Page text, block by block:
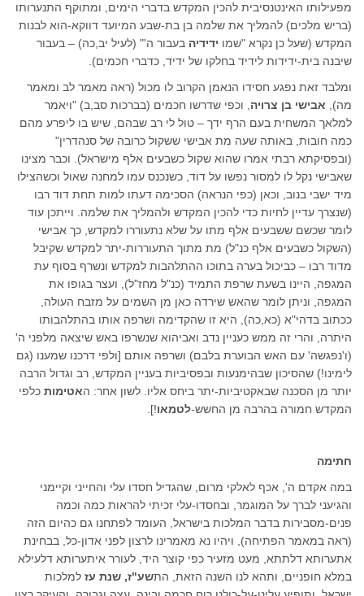
מפעילותו האינטנסיבית להכין המקדש בדברי הימים, ומתוקף התנערותו
(בריש מלכים) להמליך את שלמה בן בת-שבע המיועד דווקא-הוא לבנות
המקדש (שעל כן נקרא "שמו ידידיה בעבור ה'" (לעיל יב,כה) – בעבור
שיבנה בית-ידידות לידיד בחלקו של ידיד, כדברי חכמים).
ומלבד זאת נפגע חסידו הנאמן הקרוב לו מכול (ראה מאמר לב ומאמר
מה), אבישי בן צרויה , וכפי שדרשו חכמים (בברכות סב,ב) "ויאמר
למלאך המשחית בעם הרף ידך – טול לי רב שבהם, שיש בו ליפרע מהם
כמה חובות, באותה שעה מת אבישי ששקול כרובה של סנהדרין"
(ובפסיקתא רבתי אמרו שהוא שקול כשבעים אלף מישראל). וכבר מצינו
שאבישי נקל לו למסור נפשו על דוד, כשנכנס עמו למחנה שאול וכשהצילו
מיד ישבי בנוב, וכאן (כפי הנראה) הסכימה דעתו למות תחת דוד רבו
(שנצרך עדיין לחיות כדי להכין המקדש ולהמליך את שלמה. וייתכן עוד
לומר שכשם ששבעים אלף מתו על שלא נתעוררו למקדש, כך אבישי
(השקול כשבעים אלף כנ"ל) מת מתוך התעוררות-יתר למקדש שקיבל
מדוד רבו – כביכול בערה בתוכו ההתלהבות למקדש ונשרף בסוף עת
המגפה, היינו בשעת שרפת התמיד (כנ"ל מחז"ל), ועצר בגופו את
המגפה, וניתן לומר שהאש שירדה כאן מן השמים על מזבח העולה,
ככתוב בדהי"א (כא,כה), היא זו שהקדימה ושרפה אותו בהתלהבותו
היתרה, והרי זה ממש כעניין נדב ואביהוא שנשרפו באש שיצאה מלפני ה'
(ו'נפגשה' עם האש הבוערת בלבם) ושרפה אותם [ולפי דרכנו שמענו (גם
לימינו!) שהסיכון שבהימנעות ובפסיביות בעניין המקדש, רב וגדול הרבה
יותר מן הסכנה שבאקטיביות-יתר ביחס אליו. לשון אחר: האטימות כלפי
המקדש חמורה בהרבה מן החשש-לטמאו!].
חתימה
במה אקדם ה', אכף לאלקי מרום, שהגדיל חסדו עלי והחייני וקיימני
והגיעני לברך על המוגמר, ובחסדו-עלי זכיתי להראות כמה וכמה
פנים-מסבירות בדבר המלכות בישראל, העומד לפתחנו גם כהיום הזה
(ראה במאמר הפתיחה), ויהיו נא מאמרינו לרצון לפני אדון-כל, בבחינת
אתערותא דלתתא, מעט מזעיר כפי קוצר היד, לעורר איתערותא דלעילא
במלא חופניים, ותהא לנו השנה הזאת, התשע"ז, שנת עז למלכות